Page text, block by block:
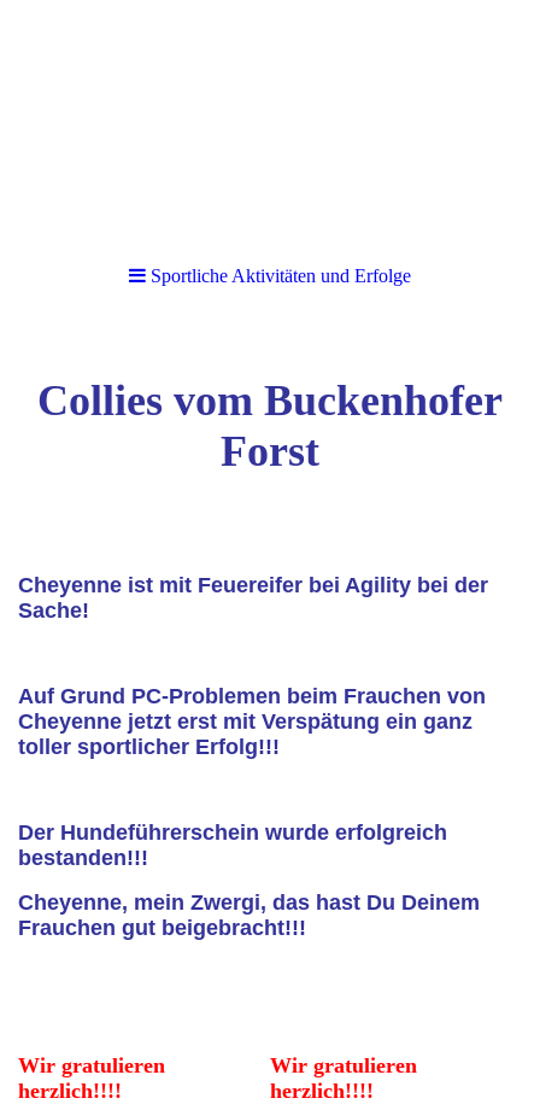
Sportliche Aktivitäten und Erfolge
Collies vom Buckenhofer
Forst
Cheyenne ist mit Feuereifer bei Agility bei der
Sache!
Auf Grund PC-Problemen beim Frauchen von
Cheyenne jetzt erst mit Verspätung ein ganz
toller sportlicher Erfolg!!!
Der Hundeführerschein wurde erfolgreich
bestanden!!!
Cheyenne, mein Zwergi, das hast Du Deinem
Frauchen gut beigebracht!!!
Wir gratulieren
herzlich!!!!
Wir gratulieren
herzlich!!!!